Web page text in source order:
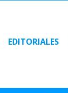
EDITORIALES
EDITORIALES